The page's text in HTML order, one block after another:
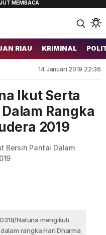
RIAU KRIMINAL
14 Januari 2019 22:36
Ikut Serta
Rangka
2019
Bersih Pantai Dalam
Natuna mengikuti
rangka Hari Dharma